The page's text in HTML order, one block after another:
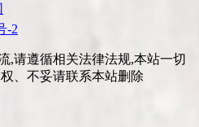
-2
,请遵循相关法律法规,本站一切
、不妥请联系本站删除